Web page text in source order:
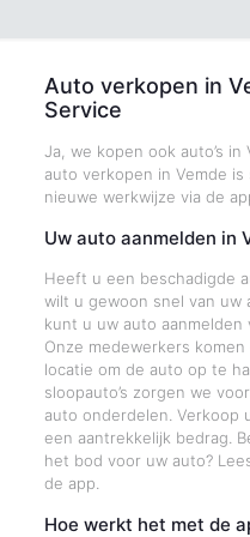
Auto verkopen in
Service
Ja, we kopen ook auto’s
auto verkopen in Vemde
nieuwe werkwijze via de
Uw auto aanmelden in
Heeft u een beschadigde
wilt u gewoon snel van uw
kunt u uw auto aanmelden
Onze medewerkers
locatie om de auto op te
sloopauto’s zorgen we
auto onderdelen. Verkoop
een aantrekkelijk bedrag.
het bod voor uw auto?
de app.
Hoe werkt het met de